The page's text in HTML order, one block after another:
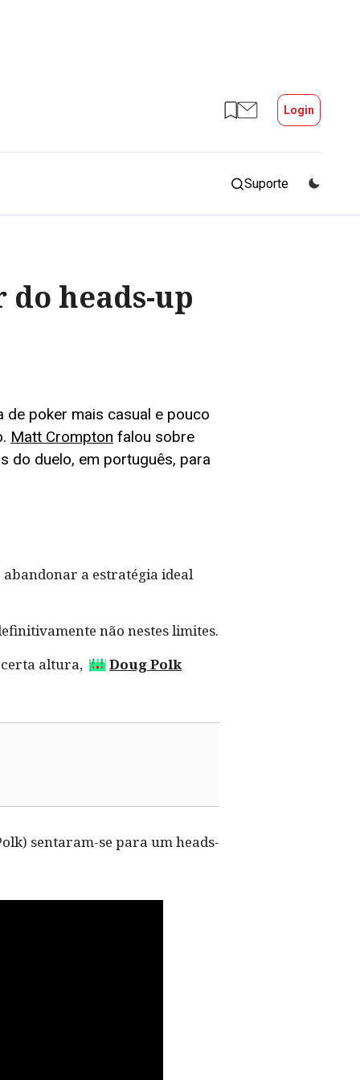
Login
Suporte
heads-up
de poker mais casual e pouco
Matt Crompton falou sobre
do duelo, em português, para
a estratégia ideal
não nestes limites.
certa altura,
Doug Polk
sentaram-se para um heads-